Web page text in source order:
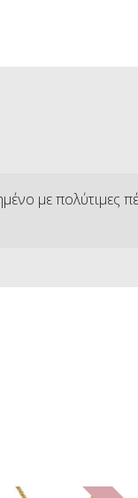
με πολύτιμες